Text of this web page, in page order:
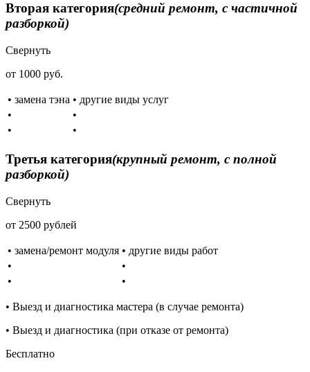
Вторая категория(средний ремонт, с частичной
разборкой)
Свернуть
от 1000 руб.
• замена тэна • другие виды услуг
•
•
•
•
Третья категория(крупный ремонт, с полной
разборкой)
Свернуть
от 2500 рублей
• замена/ремонт модуля • другие виды работ
•
•
•
•
• Выезд и диагностика мастера (в случае ремонта)
• Выезд и диагностика (при отказе от ремонта)
Бесплатно